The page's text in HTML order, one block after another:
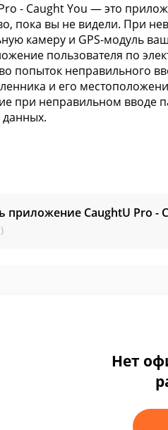
- Caught You — это
пока вы не видели. При
камеру и GPS-модуль
пользователя по
попыток неправильного
и его
при неправильном вводе
данных.
приложение CaughtU Pro -
Нет